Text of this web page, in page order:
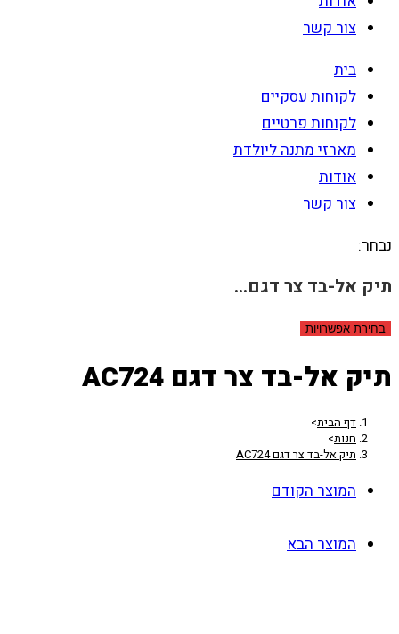
צור קשר
בית
לקוחות עסקיים
לקוחות פרטיים
מארזי מתנה ליולדת
אודות
צור קשר
נבחר:
תיק אל-בד צר דגם…
בחירת אפשרויות
תיק אל-בד צר דגם AC724
דף הבית>
חנות>
תיק אל-בד צר דגם AC724
המוצר הקודם
המוצר הבא